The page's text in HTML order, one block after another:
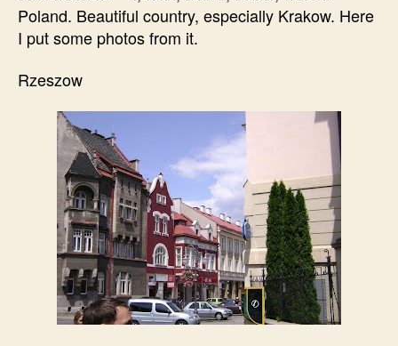
Poland. Beautiful country, especially Krakow. Here
I put some photos from it.
Rzeszow